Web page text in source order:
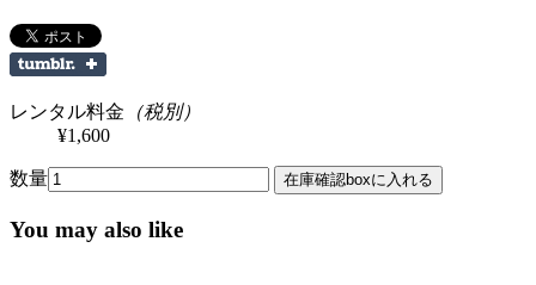
レンタル料金 （税別）
¥1,600
数量
You may also like